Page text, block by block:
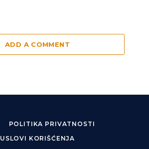
ADD A COMMENT
POLITIKA PRIVATNOSTI
USLOVI KORIŠĆENJA